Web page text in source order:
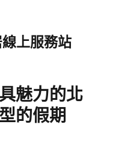
上服務站
魅力的北
的假期